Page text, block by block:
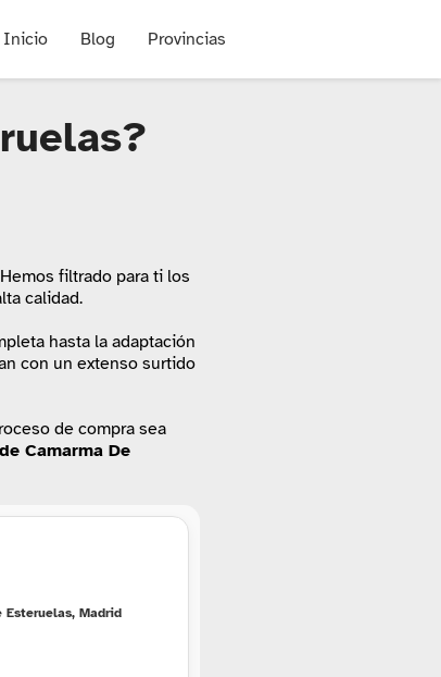
Inicio Blog Provincias
filtrado para ti los
calidad.
hasta la adaptación
con un extenso surtido
de compra sea
Camarma De
Esteruelas, Madrid